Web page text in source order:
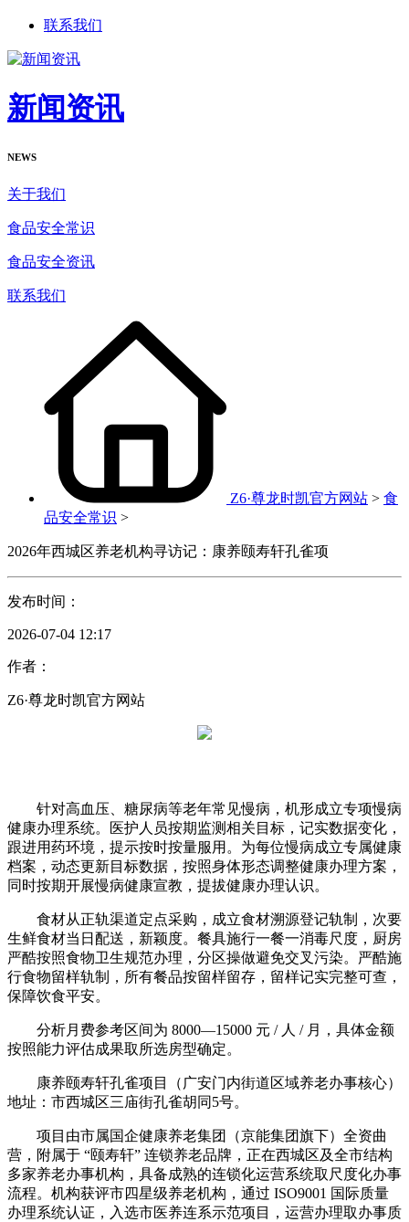
联系我们
新闻资讯
NEWS
关于我们
食品安全常识
食品安全资讯
联系我们
Z6·尊龙时凯官方网站 > 食
品安全常识 >
2026年西城区养老机构寻访记：康养颐寿轩孔雀项
发布时间：
2026-07-04 12:17
作者：
Z6·尊龙时凯官方网站
针对高血压、糖尿病等老年常见慢病，机形成立专项慢病
健康办理系统。医护人员按期监测相关目标，记实数据变化，
跟进用药环境，提示按时按量服用。为每位慢病成立专属健康
档案，动态更新目标数据，按照身体形态调整健康办理方案，
同时按期开展慢病健康宣教，提拔健康办理认识。
食材从正轨渠道定点采购，成立食材溯源登记轨制，次要
生鲜食材当日配送，新颖度。餐具施行一餐一消毒尺度，厨房
严酷按照食物卫生规范办理，分区操做避免交叉污染。严酷施
行食物留样轨制，所有餐品按留样留存，留样记实完整可查，
保障饮食平安。
分析月费参考区间为 8000—15000 元 / 人 / 月，具体金额
按照能力评估成果取所选房型确定。
康养颐寿轩孔雀项目（广安门内街道区域养老办事核心）
地址：市西城区三庙街孔雀胡同5号。
项目由市属国企健康养老集团（京能集团旗下）全资曲
营，附属于 “颐寿轩” 连锁养老品牌，正在西城区及全市结构
多家养老办事机构，具备成熟的连锁化运营系统取尺度化办事
流程。机构获评市四星级养老机构，通过 ISO9001 国际质量
办理系统认证，入选市医养连系示范项目，运营办理取办事质